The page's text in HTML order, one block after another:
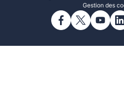
Gestion des